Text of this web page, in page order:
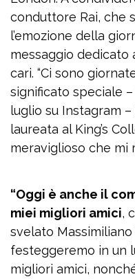
conduttore Rai, che
l’emozione della
messaggio dedicato
cari. “Ci sono
significato speciale
luglio su Instagram
laureata al King’s
meraviglioso che mi
“Oggi è anche il
miei migliori amici,
svelato
festeggeremo in un
migliori amici,